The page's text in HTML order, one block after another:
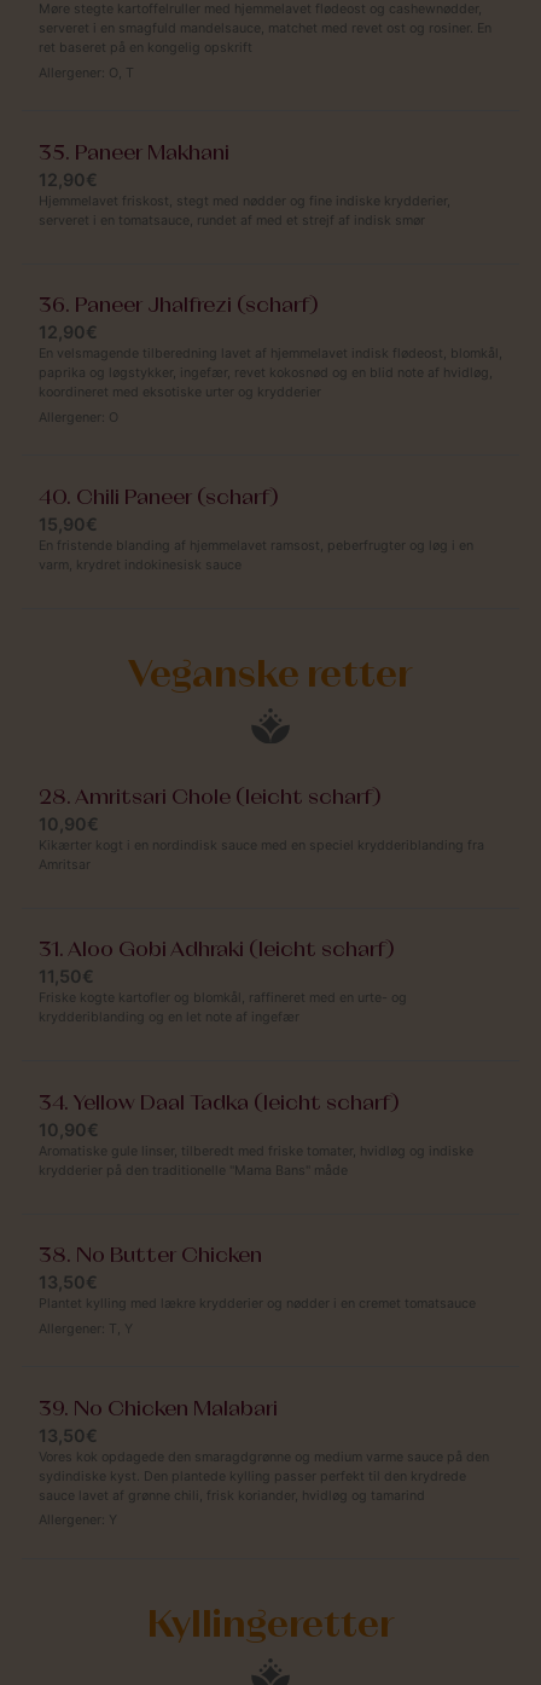
Møre stegte kartoffelruller med hjemmelavet flødeost og cashewnødder,
serveret i en smagfuld mandelsauce, matchet med revet ost og rosiner. En
ret baseret på en kongelig opskrift
Allergener:
O T
35. Paneer Makhani
12,90€
Hjemmelavet friskost, stegt med nødder og fine indiske krydderier,
serveret i en tomatsauce, rundet af med et strejf af indisk smør
36. Paneer Jhalfrezi (scharf)
12,90€
En velsmagende tilberedning lavet af hjemmelavet indisk flødeost, blomkål,
paprika og løgstykker, ingefær, revet kokosnød og en blid note af hvidløg,
koordineret med eksotiske urter og krydderier
Allergener:
O
40. Chili Paneer (scharf)
15,90€
En fristende blanding af hjemmelavet ramsost, peberfrugter og løg i en
varm, krydret indokinesisk sauce
Veganske retter
28. Amritsari Chole (leicht scharf)
10,90€
Kikærter kogt i en nordindisk sauce med en speciel krydderiblanding fra
Amritsar
31. Aloo Gobi Adhraki (leicht scharf)
11,50€
Friske kogte kartofler og blomkål, raffineret med en urte- og
krydderiblanding og en let note af ingefær
34. Yellow Daal Tadka (leicht scharf)
10,90€
Aromatiske gule linser, tilberedt med friske tomater, hvidløg og indiske
krydderier på den traditionelle "Mama Bans" måde
38. No Butter Chicken
13,50€
Plantet kylling med lækre krydderier og nødder i en cremet tomatsauce
Allergener: T, Y
39. No Chicken Malabari
13,50€
Vores kok opdagede den smaragdgrønne og medium varme sauce på den
sydindiske kyst. Den plantede kylling passer perfekt til den krydrede
sauce lavet af grønne chili, frisk koriander, hvidløg og tamarind
Allergener: Y
Kyllingeretter